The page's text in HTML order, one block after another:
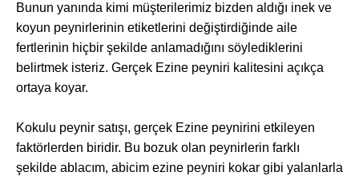
Bunun yanında kimi müşterilerimiz bizden aldığı inek ve
koyun peynirlerinin etiketlerini değiştirdiğinde aile
fertlerinin hiçbir şekilde anlamadığını söylediklerini
belirtmek isteriz. Gerçek Ezine peyniri kalitesini açıkça
ortaya koyar.
Kokulu peynir satışı, gerçek Ezine peynirini etkileyen
faktörlerden biridir. Bu bozuk olan peynirlerin farklı
şekilde ablacım, abicim ezine peyniri kokar gibi yalanlarla